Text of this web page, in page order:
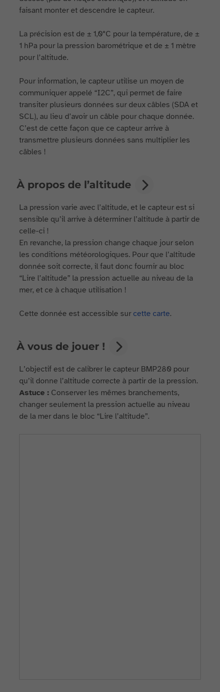
faisant monter et descendre le capteur.
La précision est de ± 1,0°C pour la température, de ±
1 hPa pour la pression barométrique et de ± 1 mètre
pour l’altitude.
Pour information, le capteur utilise un moyen de
communiquer appelé “I2C”, qui permet de faire
transiter plusieurs données sur deux câbles (SDA et
SCL), au lieu d’avoir un câble pour chaque donnée.
C’est de cette façon que ce capteur arrive à
transmettre plusieurs données sans multiplier les
câbles !
À propos de l’altitude
La pression varie avec l’altitude, et le capteur est si
sensible qu’il arrive à déterminer l’altitude à partir de
celle-ci !
En revanche, la pression change chaque jour selon
les conditions météorologiques. Pour que l’altitude
donnée soit correcte, il faut donc fournir au bloc
“Lire l’altitude” la pression actuelle au niveau de la
mer, et ce à chaque utilisation !
Cette donnée est accessible surcette carte.
À vous de jouer !
L’objectif est de calibrer le capteur BMP280 pour
qu’il donne l’altitude correcte à partir de la pression.
Astuce : Conserver les mêmes branchements,
changer seulement la pression actuelle au niveau
de la mer dans le bloc “Lire l’altitude”.